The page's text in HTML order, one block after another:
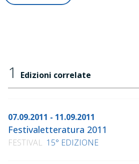
1 Edizioni correlate
07.09.2011 - 11.09.2011
Festivaletteratura 2011
FESTIVAL 15° EDIZIONE